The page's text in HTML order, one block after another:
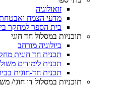
זואולוגיה
מדעי הצמח ואבטחת
בית הספר למחקר
תוכניות במסלול חד חוגי
ביולוגיה מורחב
תכנית חד חוגית
תכנית לימודים
תכנית חד-חוגית
תוכניות במסלול דו חוגי/